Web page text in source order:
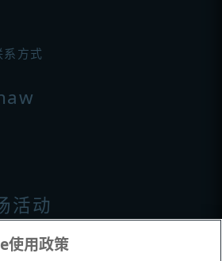
系方式
活动
使用政策